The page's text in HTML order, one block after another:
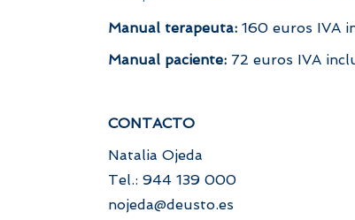
Manual terapeuta: 160 euros IVA
Manual paciente: 72 euros IVA
CONTACTO
Natalia Ojeda
Tel.: 944 139 000
nojeda@deusto.es